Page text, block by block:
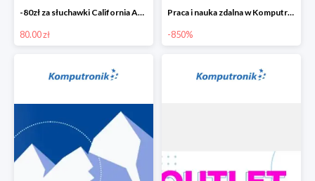
-80zł za słuchawki California Access Boa
80.00 zł
Praca i nauka zdalna w Komputronik do -850 zł
-850%